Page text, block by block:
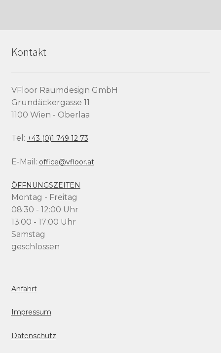
Kontakt
VFloor Raumdesign GmbH
Grundäckergasse 11
1100 Wien - Oberlaa
Tel: +43 (0)1 749 12 73
E-Mail: office@vfloor.at
ÖFFNUNGSZEITEN
Montag - Freitag
08:30 - 12:00 Uhr
13:00 - 17:00 Uhr
Samstag
geschlossen
Anfahrt
Impressum
Datenschutz